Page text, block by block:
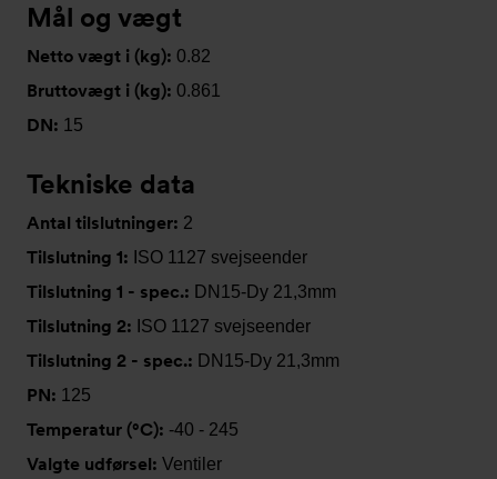
Mål og vægt
Netto vægt i (kg): 0.82
Bruttovægt i (kg): 0.861
DN: 15
Tekniske data
Antal tilslutninger: 2
Tilslutning 1: ISO 1127 svejseender
Tilslutning 1 - spec.: DN15-Dy 21,3mm
Tilslutning 2: ISO 1127 svejseender
Tilslutning 2 - spec.: DN15-Dy 21,3mm
PN: 125
Temperatur (°C): -40 - 245
Valgte udførsel: Ventiler